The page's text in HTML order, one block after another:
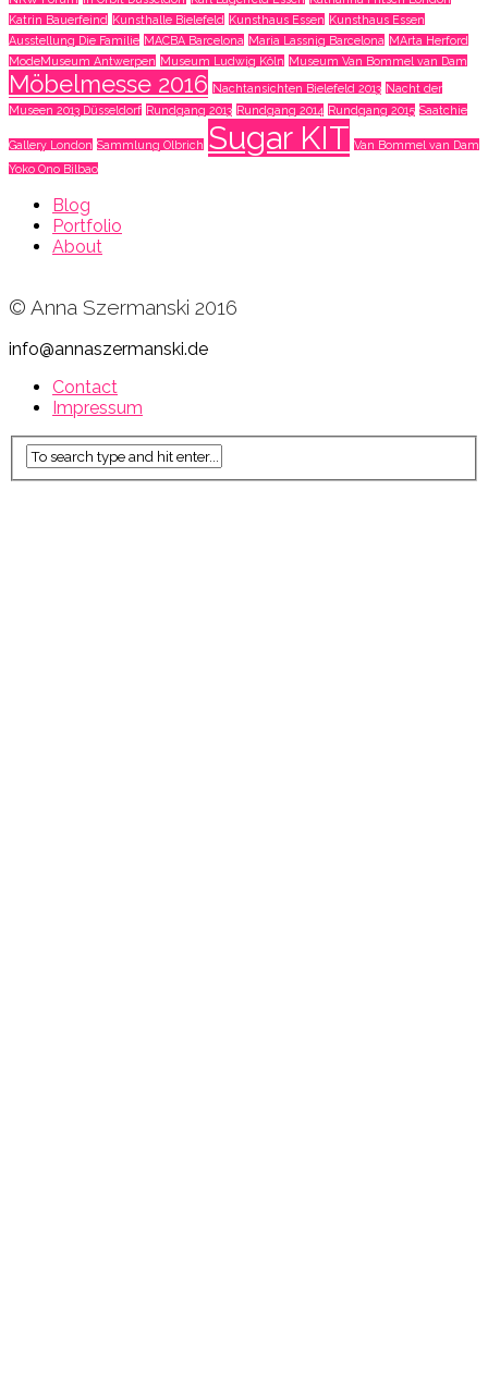
Katrin Bauerfeind Kunsthalle Bielefeld Kunsthaus Essen Kunsthaus Essen
Ausstellung Die Familie MACBA Barcelona Maria Lassnig Barcelona MArta Herford
ModeMuseum Antwerpen Museum Ludwig Köln Museum Van Bommel van Dam
Möbelmesse 2016 Nachtansichten Bielefeld 2013 Nacht der
Museen 2013 Düsseldorf Rundgang 2013 Rundgang 2014 Rundgang 2015 Saatchie
Gallery London Sammlung Olbrich Sugar KIT Van Bommel van Dam
Yoko Ono Bilbao
Blog
Portfolio
About
© Anna Szermanski 2016
info@annaszermanski.de
Contact
Impressum